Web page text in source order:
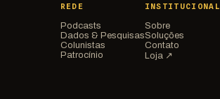
REDE
Podcasts
Dados & Pesquisas
Colunistas
Patrocínio
INSTITUCIONAL
Sobre
Soluções
Contato
Loja ↗